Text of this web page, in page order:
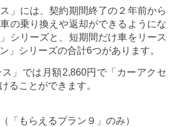
」には、契約期間終了の２年前から
の乗り換えや返却ができるようにな
シリーズと、短期間だけ車をリース
」シリーズの合計6つがあります。
ス」では月額2,860円で「カーアクセ
ることができます。
「もらえるプラン９」のみ）